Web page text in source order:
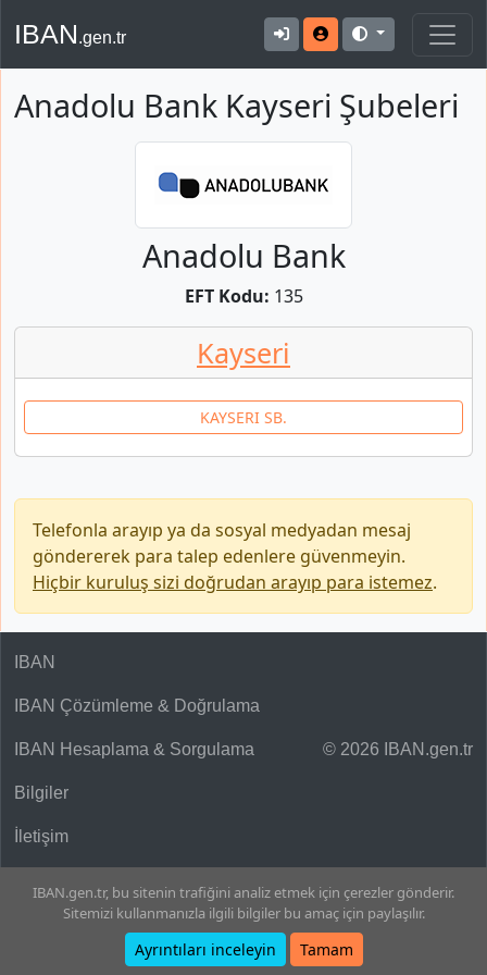
IBAN.gen.tr
Anadolu Bank Kayseri Şubeleri
Anadolu Bank
EFT Kodu: 135
Kayseri
KAYSERI SB.
Telefonla arayıp ya da sosyal medyadan mesaj
göndererek para talep edenlere güvenmeyin.
Hiçbir kuruluş sizi doğrudan arayıp para istemez.
© 2026 IBAN.gen.tr
IBAN
IBAN Çözümleme & Doğrulama
IBAN Hesaplama & Sorgulama
Bilgiler
İletişim
IBAN.gen.tr, bu sitenin trafiğini analiz etmek için çerezler gönderir.
Sitemizi kullanmanızla ilgili bilgiler bu amaç için paylaşılır.
Ayrıntıları inceleyin Tamam